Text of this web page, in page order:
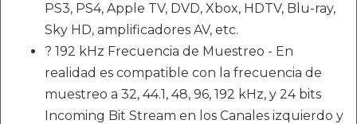
PS3, PS4, Apple TV, DVD, Xbox, HDTV, Blu-ray,
Sky HD, amplificadores AV, etc.
? 192 kHz Frecuencia de Muestreo - En
realidad es compatible con la frecuencia de
muestreo a 32, 44.1, 48, 96, 192 kHz, y 24 bits
Incoming Bit Stream en los Canales izquierdo y